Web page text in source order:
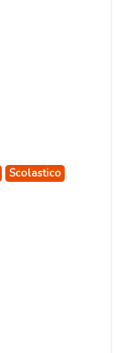
Scolastico